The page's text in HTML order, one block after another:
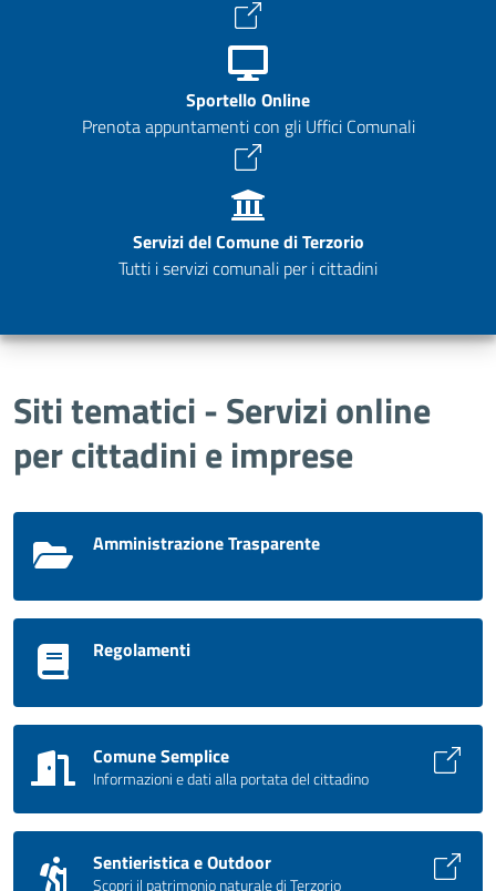
Sportello Online
Prenota appuntamenti con gli Uffici Comunali
Servizi del Comune di Terzorio
Tutti i servizi comunali per i cittadini
Siti tematici - Servizi online
per cittadini e imprese
Amministrazione Trasparente
Regolamenti
Comune Semplice
Informazioni e dati alla portata del cittadino
Sentieristica e Outdoor
Scopri il patrimonio naturale di Terzorio